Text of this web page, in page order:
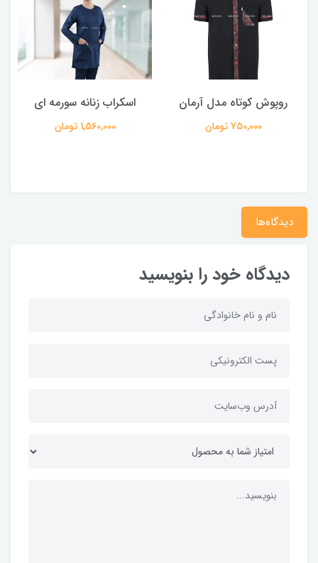
روپوش کوتاه مدل آرمان
750,000 تومان
اسکراب زنانه سورمه ای
1,560,000 تومان
دیدگاه‌ها
دیدگاه خود را بنویسید